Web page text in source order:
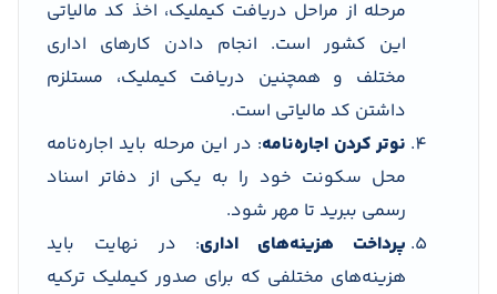
مرحله از مراحل دریافت کیملیک، اخذ کد مالیاتی
این کشور است. انجام دادن کارهای اداری
مختلف و همچنین دریافت کیملیک، مستلزم
داشتن کد مالیاتی است.
نوتر کردن اجاره‌نامه: در این مرحله باید اجاره‌نامه
محل سکونت خود را به یکی از دفاتر اسناد
رسمی ببرید تا مهر شود.
پرداخت هزینه‌های اداری: در نهایت باید
هزینه‌های مختلفی که برای صدور کیملیک ترکیه